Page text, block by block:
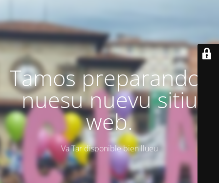
Tamos preparando'l
nuesu nuevu sitiu
web.
Va Tar disponible bien llueu